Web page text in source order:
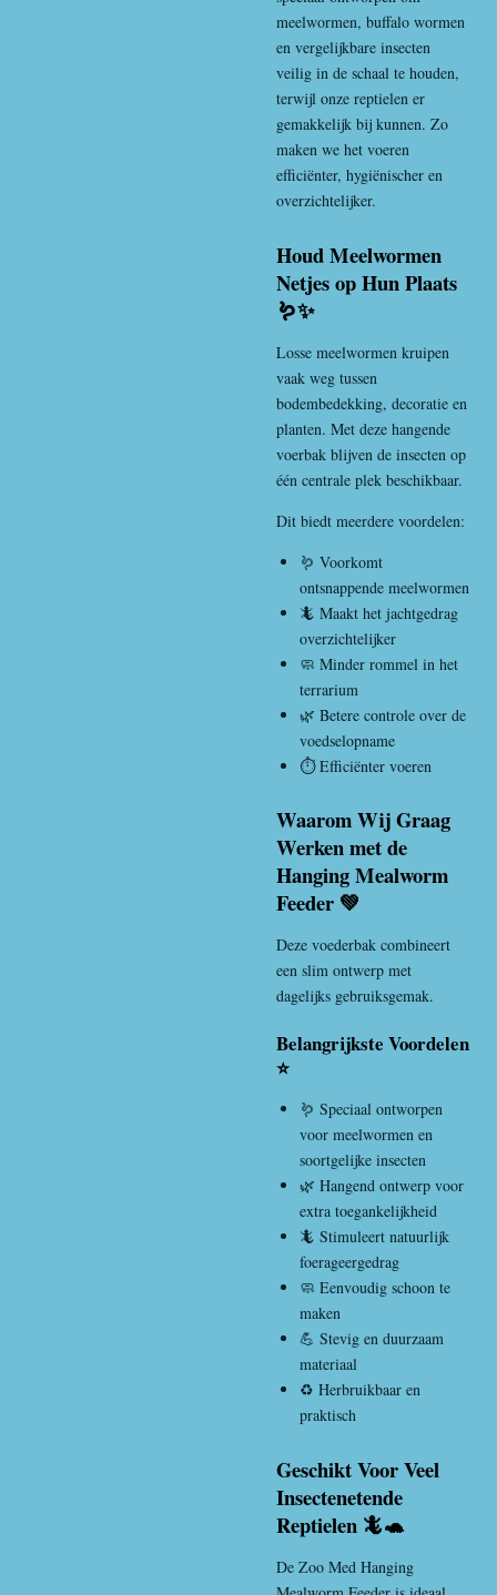
meelwormen, buffalo wormen
en vergelijkbare insecten
veilig in de schaal te houden,
terwijl onze reptielen er
gemakkelijk bij kunnen. Zo
maken we het voeren
efficiënter, hygiënischer en
overzichtelijker.
Houd Meelwormen
Netjes op Hun Plaats
🪱✨
Losse meelwormen kruipen
vaak weg tussen
bodembedekking, decoratie en
planten. Met deze hangende
voerbak blijven de insecten op
één centrale plek beschikbaar.
Dit biedt meerdere voordelen:
🪱 Voorkomt
ontsnappende meelwormen
🦎 Maakt het jachtgedrag
overzichtelijker
🧼 Minder rommel in het
terrarium
🌿 Betere controle over de
voedselopname
⏱️ Efficiënter voeren
Waarom Wij Graag
Werken met de
Hanging Mealworm
Feeder 💚
Deze voederbak combineert
een slim ontwerp met
dagelijks gebruiksgemak.
Belangrijkste Voordelen
⭐
🪱 Speciaal ontworpen
voor meelwormen en
soortgelijke insecten
🌿 Hangend ontwerp voor
extra toegankelijkheid
🦎 Stimuleert natuurlijk
foerageergedrag
🧼 Eenvoudig schoon te
maken
💪 Stevig en duurzaam
materiaal
♻️ Herbruikbaar en
praktisch
Geschikt Voor Veel
Insectenetende
Reptielen 🦎🐢
De Zoo Med Hanging